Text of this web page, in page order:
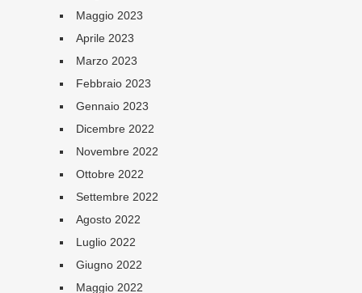
Maggio 2023
Aprile 2023
Marzo 2023
Febbraio 2023
Gennaio 2023
Dicembre 2022
Novembre 2022
Ottobre 2022
Settembre 2022
Agosto 2022
Luglio 2022
Giugno 2022
Maggio 2022